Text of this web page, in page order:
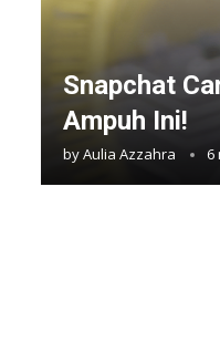
Snapchat
Ampuh Ini!
byAulia Azzahra 6